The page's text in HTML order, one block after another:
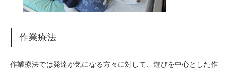
作業療法
作業療法では発達が気になる方々に対して、遊びを中心とした作